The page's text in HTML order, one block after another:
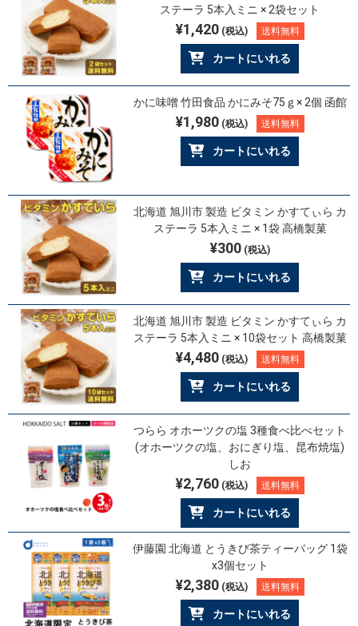
ステーラ 5本入ミニ × 2袋セット
¥1,420(税込) 送料無料
カートにいれる
かに味噌 竹田食品 かにみそ75ｇ× 2個 函館
¥1,980(税込) 送料無料
カートにいれる
北海道 旭川市 製造 ビタミン かすてぃら カ
ステーラ 5本入ミニ × 1袋 高橋製菓
¥300(税込)
カートにいれる
北海道 旭川市 製造 ビタミン かすてぃら カ
ステーラ 5本入ミニ × 10袋セット 高橋製菓
¥4,480(税込) 送料無料
カートにいれる
つらら オホーツクの塩 3種食べ比べセット
(オホーツクの塩、おにぎり塩、昆布焼塩)
しお
¥2,760(税込) 送料無料
カートにいれる
伊藤園 北海道 とうきび茶ティーバッグ 1袋
x3個セット
¥2,380(税込) 送料無料
カートにいれる